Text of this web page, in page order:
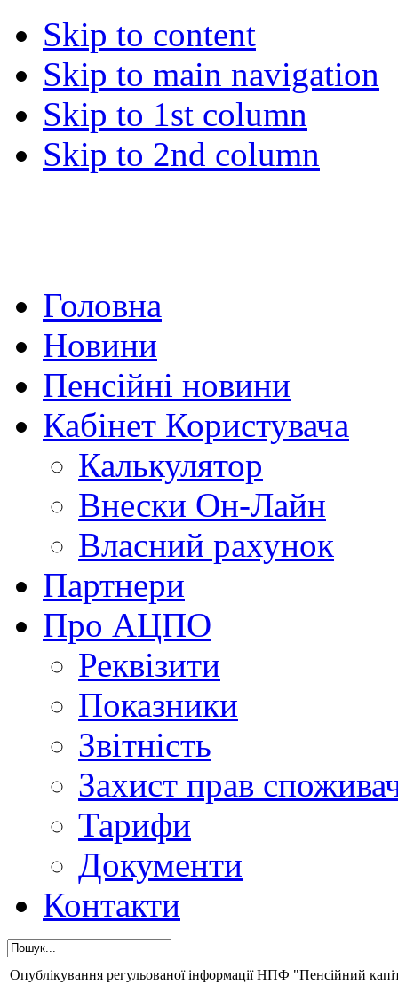
Skip to content
Skip to main navigation
Skip to 1st column
Skip to 2nd column
Головна
Новини
Пенсійні новини
Кабінет Користувача
Калькулятор
Внески Он-Лайн
Власний рахунок
Партнери
Про АЦПО
Реквізити
Показники
Звітність
Захист прав
Тарифи
Документи
Контакти
Опублікування регульованої інформації НПФ "Пенсійний